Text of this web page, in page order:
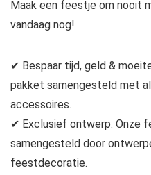
Maak een feestje om nooit
vandaag nog!
✔ Bespaar tijd, geld &
pakket samengesteld met
accessoires.
✔ Exclusief ontwerp: Onze
samengesteld door
feestdecoratie.